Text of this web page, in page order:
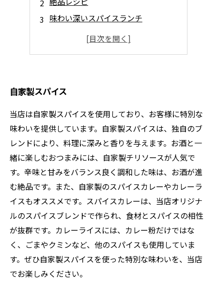
味わい深いスパイスランチ
プロが考案
自家製スパイス
当店は自家製スパイスを使用しており、お客様に特別な
味わいを提供しています。自家製スパイスは、独自のブ
レンドにより、料理に深みと香りを与えます。お酒と一
緒に楽しむおつまみには、自家製チリソースが人気で
す。辛味と甘みをバランス良く調和した味は、お酒が進
む絶品です。また、自家製のスパイスカレーやカレーラ
イスもオススメです。スパイスカレーは、当店オリジナ
ルのスパイスブレンドで作られ、食材とスパイスの相性
が抜群です。カレーライスには、カレー粉だけではな
く、ごまやクミンなど、他のスパイスも使用していま
す。ぜひ自家製スパイスを使った特別な味わいを、当店
でお楽しみください。